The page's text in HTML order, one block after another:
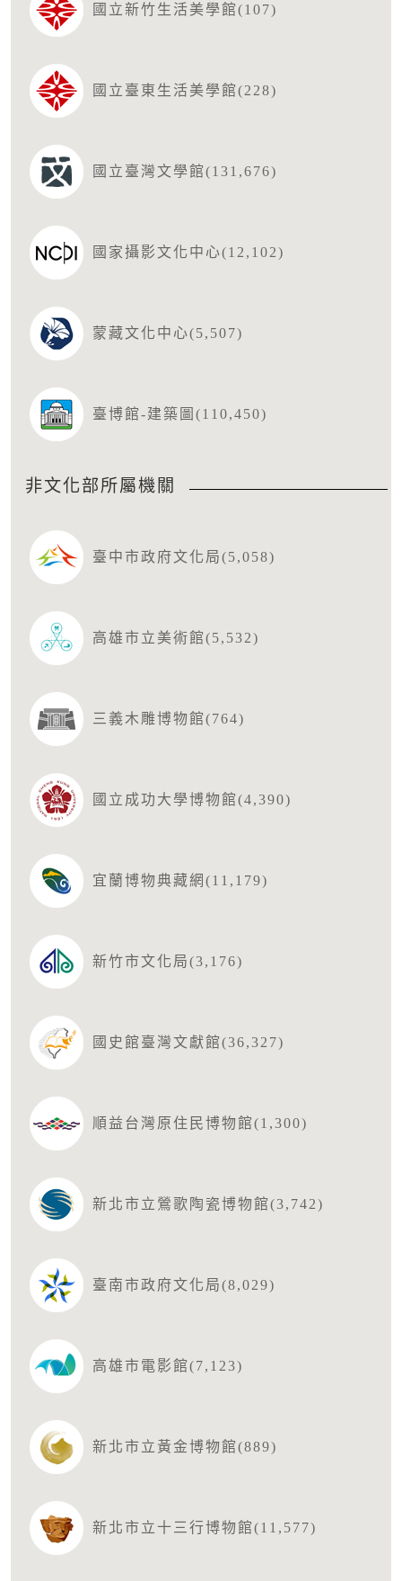
國立新竹生活美學館(107)
國立臺東生活美學館(228)
國立臺灣文學館(131,676)
國家攝影文化中心(12,102)
蒙藏文化中心(5,507)
臺博館-建築圖(110,450)
非文化部所屬機關
臺中市政府文化局(5,058)
高雄市立美術館(5,532)
三義木雕博物館(764)
國立成功大學博物館(4,390)
宜蘭博物典藏網(11,179)
新竹市文化局(3,176)
國史館臺灣文獻館(36,327)
順益台灣原住民博物館(1,300)
新北市立鶯歌陶瓷博物館(3,742)
臺南市政府文化局(8,029)
高雄市電影館(7,123)
新北市立黃金博物館(889)
新北市立十三行博物館(11,577)